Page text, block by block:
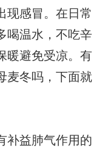
现感冒。在日常
喝温水，不吃辛
暖避免受凉。有
麦冬吗，下面就
补益肺气作用的